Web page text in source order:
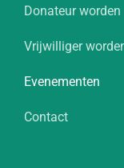
Donateur worden
Vrijwilliger
Evenementen
Contact